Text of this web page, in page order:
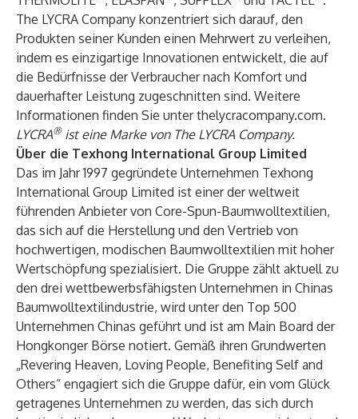
The LYCRA Company konzentriert sich darauf, den
Produkten seiner Kunden einen Mehrwert zu verleihen,
indem es einzigartige Innovationen entwickelt, die auf
die Bedürfnisse der Verbraucher nach Komfort und
dauerhafter Leistung zugeschnitten sind. Weitere
Informationen finden Sie unterthelycracompany.com.
LYCRA®ist eine Marke von The LYCRA Company.
Über die Texhong International Group Limited
Das im Jahr 1997 gegründete Unternehmen Texhong
International Group Limited ist einer der weltweit
führenden Anbieter von Core-Spun-Baumwolltextilien,
das sich auf die Herstellung und den Vertrieb von
hochwertigen, modischen Baumwolltextilien mit hoher
Wertschöpfung spezialisiert. Die Gruppe zählt aktuell zu
den drei wettbewerbsfähigsten Unternehmen in Chinas
Baumwolltextilindustrie, wird unter den Top 500
Unternehmen Chinas geführt und ist am Main Board der
Hongkonger Börse notiert. Gemäß ihren Grundwerten
„Revering Heaven, Loving People, Benefiting Self and
Others“ engagiert sich die Gruppe dafür, ein vom Glück
getragenes Unternehmen zu werden, das sich durch